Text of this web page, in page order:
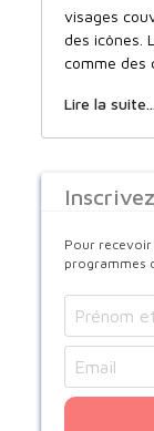
visages
des icônes.
comme des
Lire la suite...
Pour recevoir
programmes